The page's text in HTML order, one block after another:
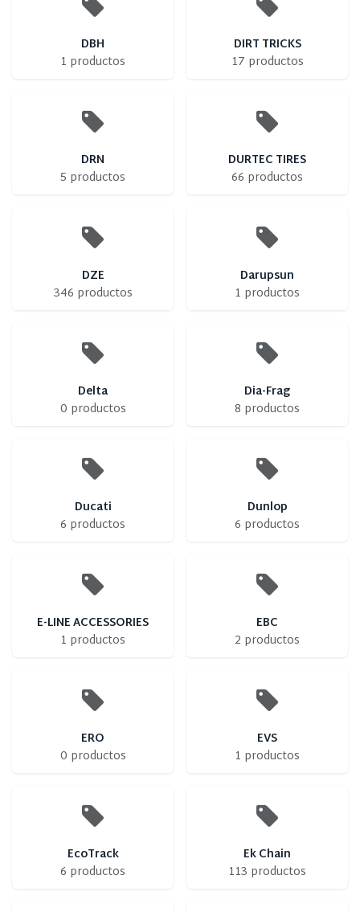
DBH
1 productos
DIRT TRICKS
17 productos
DRN
5 productos
DURTEC TIRES
66 productos
DZE
346 productos
Darupsun
1 productos
Delta
0 productos
Dia-Frag
8 productos
Ducati
6 productos
Dunlop
6 productos
E-LINE ACCESSORIES
1 productos
EBC
2 productos
ERO
0 productos
EVS
1 productos
EcoTrack
6 productos
Ek Chain
113 productos